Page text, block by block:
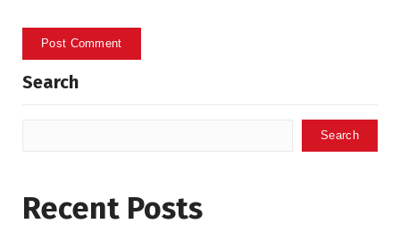
Search
Search
Recent Posts